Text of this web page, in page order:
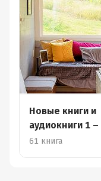
Новые книги и
61 книга